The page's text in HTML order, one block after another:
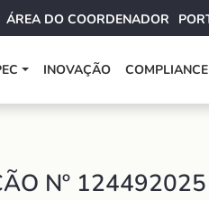
ÁREA DO COORDENADOR
INOVAÇÃO COMPLIANCE
Nº 124492025